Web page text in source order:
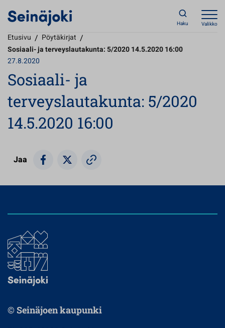
Haku Valikko
Etusivu / Pöytäkirjat /
Sosiaali- ja terveyslautakunta: 5/2020 14.5.2020 16:00
27.8.2020
Sosiaali- ja
terveyslautakunta: 5/2020
14.5.2020 16:00
Jaa
© Seinäjoen kaupunki